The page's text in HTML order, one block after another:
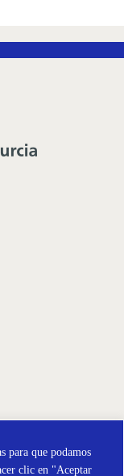
para que podamos
clic en "Aceptar